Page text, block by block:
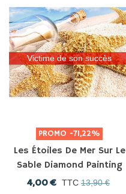
Victime de son succès
PROMO -71,22%
Les Étoiles De Mer Sur Le
Sable Diamond Painting
4,00 € TTC 13,90 €